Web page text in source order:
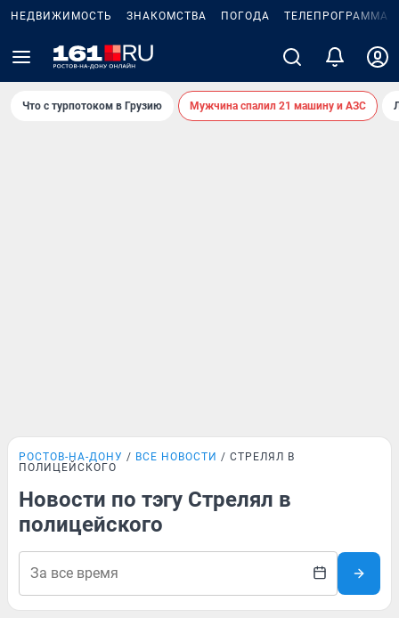
НЕДВИЖИМОСТЬ ЗНАКОМСТВА ПОГОДА ТЕЛЕПРОГРАММА
Что с турпотоком в Грузию Мужчина спалил 21 машину и АЗС
РОСТОВ-НА-ДОНУ ВСЕ НОВОСТИ
СТРЕЛЯЛ В
ПОЛИЦЕЙСКОГО
Новости по тэгу Стрелял в
полицейского